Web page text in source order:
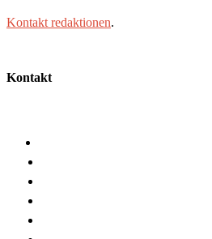
Kontakt redaktionen.
Kontakt